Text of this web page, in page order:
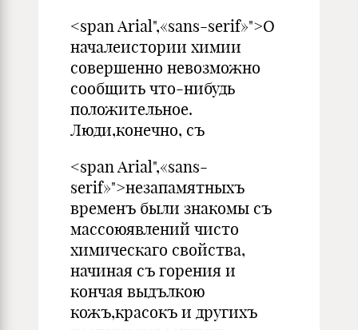
<span Arial",«sans-serif»">О
началеистории химии
совершен­но невозможно
сообщить что-нибудь
положительное.
Люди,конечно, съ
<span Arial",«sans-
serif»">незапамятныхъ
временъ были зна­комы съ
массоюявлений чисто
химическаго свойства,
начиная съ горения и
кончая выдълкою
кожъ,красокъ и другихъ